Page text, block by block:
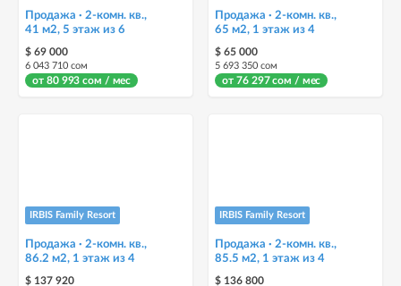
Продажа · 2-комн. кв.,
41 м2, 5 этаж из 6
$ 69 000
6 043 710 сом
от 80 993 сом / мес
Продажа · 2-комн. кв.,
65 м2, 1 этаж из 4
$ 65 000
5 693 350 сом
от 76 297 сом / мес
IRBIS Family Resort
Продажа · 2-комн. кв.,
86.2 м2, 1 этаж из 4
$ 137 920
IRBIS Family Resort
Продажа · 2-комн. кв.,
85.5 м2, 1 этаж из 4
$ 136 800